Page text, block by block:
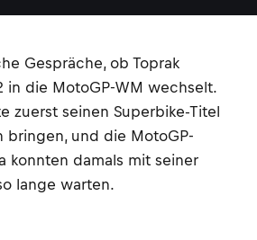
Gespräche, ob Toprak
in die MotoGP-WM wechselt.
zuerst seinen Superbike-Titel
bringen, und die MotoGP-
konnten damals mit seiner
lange warten.